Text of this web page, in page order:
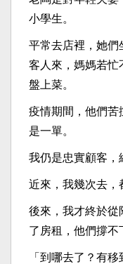
小學生。
平常去店裡，她們
客人來，媽媽若忙
盤上菜。
疫情期間，他們苦
是一單。
我仍是忠實顧客，
近來，我幾次去，
後來，我才終於從
了房租，他們撐不
「到哪去了？有移